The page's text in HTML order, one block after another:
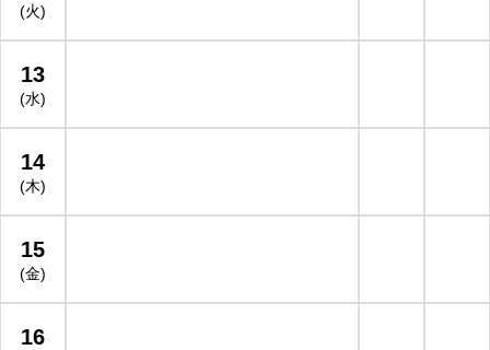
(火)
13
(水)
14
(木)
15
(金)
16